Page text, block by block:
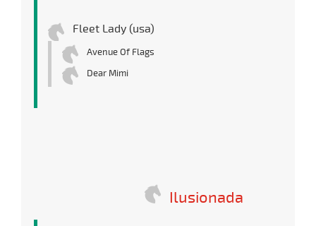
Fleet Lady (usa)
Avenue Of Flags
Dear Mimi
Ilusionada